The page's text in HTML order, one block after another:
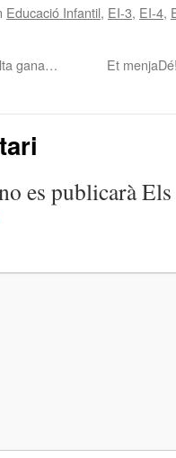
Educació Infantil, EI-3, EI-4,
gana… Et
es publicaràEls